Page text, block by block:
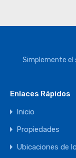
Simplemente el
Enlaces Rápidos
Inicio
Propiedades
Ubicaciones de